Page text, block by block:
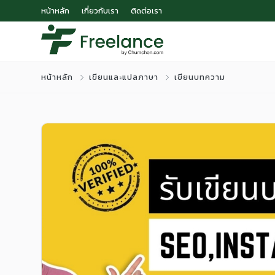
หน้าหลัก เกี่ยวกับเรา ติดต่อเรา
หน้าหลัก เขียนและแปลภาษา เขียนบทความ